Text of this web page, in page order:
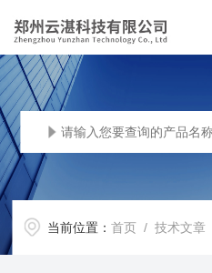
当前位置：首页 /技术文章